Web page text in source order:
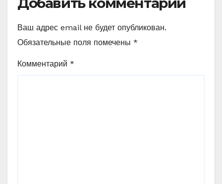
Ваш адрес email не будет опубликован.
Обязательные поля помечены *
Комментарий *